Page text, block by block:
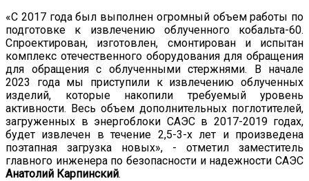
«С 2017 года был выполнен огромный объем работы по
подготовке к извлечению облученного кобальта-60.
Спроектирован, изготовлен, смонтирован и испытан
комплекс отечественного оборудования для обращения
для обращения с облученными стержнями. В начале
2023 года мы приступили к извлечению облученных
изделий, которые накопили требуемый уровень
активности. Весь объем дополнительных поглотителей,
загруженных в энергоблоки САЭС в 2017-2019 годах,
будет извлечен в течение 2,5-3-х лет и произведена
поэтапная загрузка новых», - отметил заместитель
главного инженера по безопасности и надежности САЭС
Анатолий Карпинский.